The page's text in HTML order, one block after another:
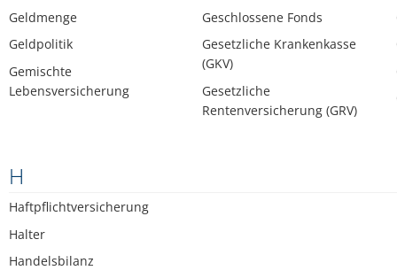
Geldmenge
Geldpolitik
Gemischte
Lebensversicherung
Geschlossene Fonds
Gesetzliche Krankenkasse
(GKV)
Gesetzliche
Rentenversicherung (GRV)
H
Haftpflichtversicherung
Halter
Handelsbilanz